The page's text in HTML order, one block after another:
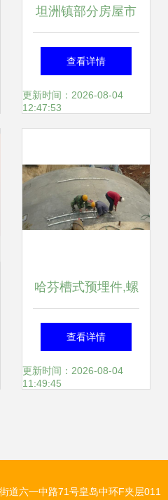
坦洲镇部分房屋市
政工程“两热”防控
已整治不足面临整
查看详情
更新时间：2026-08-04
12:47:53
哈芬槽式预埋件,螺
栓产品图片,哈芬槽
式预埋件,螺栓产品
查看详情
更新时间：2026-08-04
11:49:45
道六一中路71号皇岛中环F夹层011